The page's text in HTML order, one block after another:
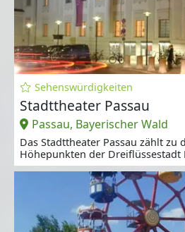
Sehenswürdigkeiten
Stadttheater Passau
Passau, Bayerischer Wald
Das Stadttheater Passau zählt zu
Höhepunkten der Dreiflüssestadt